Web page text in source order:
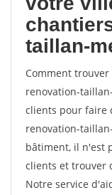
taillan-
Comment
renovation-
clients pour faire
renovation-
bâtiment, il n'est
clients et trouver
Notre service